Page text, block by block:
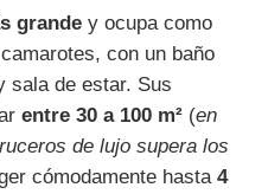
grandey ocupa como
con un baño
sala de estar. Sus
entre 30 a 100 m²(en
de lujo supera los
cómodamente hasta 4